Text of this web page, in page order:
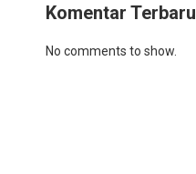
Komentar Terbaru
No comments to show.